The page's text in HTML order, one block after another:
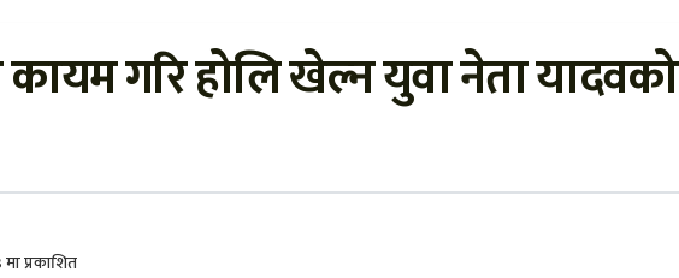
गरि होलि खेल्न युवा नेता यादवको
प्रकाशित